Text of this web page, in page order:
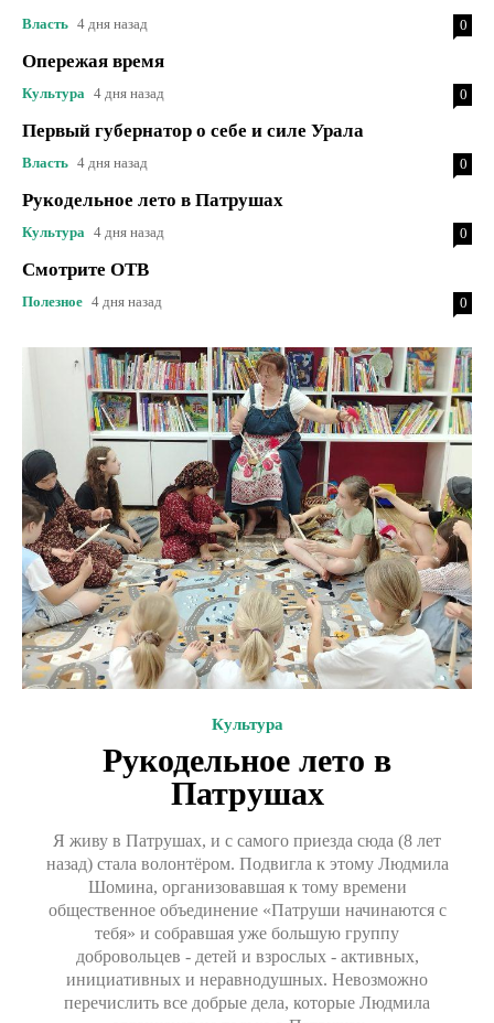
Власть 4 дня назад 0
Опережая время
Культура 4 дня назад 0
Первый губернатор о себе и силе Урала
Власть 4 дня назад 0
Рукодельное лето в Патрушах
Культура 4 дня назад 0
Смотрите ОТВ
Полезное 4 дня назад 0
Культура
Рукодельное лето в
Патрушах
Я живу в Патрушах, и с самого приезда сюда (8 лет
назад) стала волонтёром. Подвигла к этому Людмила
Шомина, организовавшая к тому времени
общественное объединение «Патруши начинаются с
тебя» и собравшая уже большую группу
добровольцев - детей и взрослых - активных,
инициативных и неравнодушных. Невозможно
перечислить все добрые дела, которые Людмила